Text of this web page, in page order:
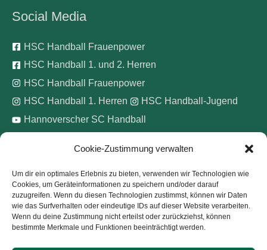
Cookie-Zustimmung verwalten
Um dir ein optimales Erlebnis zu bieten, verwenden wir Technologien wie
Cookies, um Geräteinformationen zu speichern und/oder darauf
zuzugreifen. Wenn du diesen Technologien zustimmst, können wir Daten
wie das Surfverhalten oder eindeutige IDs auf dieser Website verarbeiten.
Wenn du deine Zustimmung nicht erteilst oder zurückziehst, können
bestimmte Merkmale und Funktionen beeinträchtigt werden.
Social Media
HSC Handball Frauenpower
HSC Handball 1. und 2. Herren
HSC Handball Frauenpower
HSC Handball 1. Herren
HSC Handball-Jugend
Hannoverscher SC Handball
Pinke Zitronen e.V.